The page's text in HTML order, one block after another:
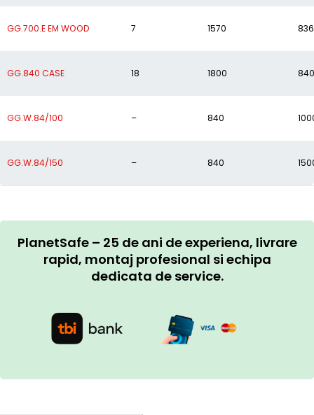
GG.700.E EM WOOD 7 1570
GG.840 CASE 18 1800 840
GG.W.84/100 – 840
GG.W.84/150 – 840
PlanetSafe – 25 de ani de experiena, livrare
rapid, montaj profesional si echipa
dedicata de service.